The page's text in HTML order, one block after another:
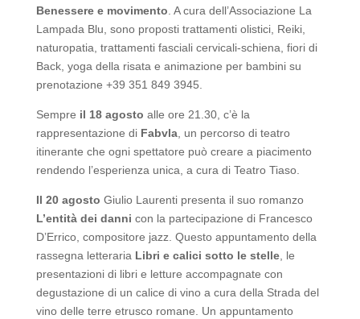
Benessere e movimento . A cura dell’Associazione La
Lampada Blu, sono proposti trattamenti olistici, Reiki,
naturopatia, trattamenti fasciali cervicali-schiena, fiori di
Back, yoga della risata e animazione per bambini su
prenotazione +39 351 849 3945.
Sempre il 18 agosto alle ore 21.30, c’è la
rappresentazione diFabvla, un percorso di teatro
itinerante che ogni spettatore può creare a piacimento
rendendo l’esperienza unica, a cura di Teatro Tiaso.
Il 20 agosto Giulio Laurenti presenta il suo romanzo
L’entità dei danni con la partecipazione di Francesco
D’Errico, compositore jazz. Questo appuntamento della
rassegna letteraria Libri e calici sotto le stelle, le
presentazioni di libri e letture accompagnate con
degustazione di un calice di vino a cura della Strada del
vino delle terre etrusco romane. Un appuntamento